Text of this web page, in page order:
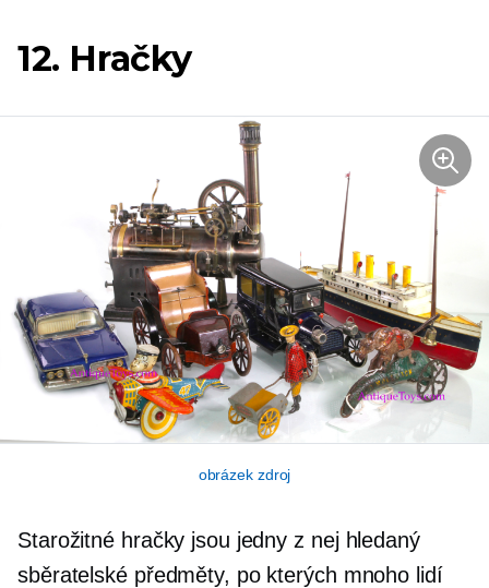
12. Hračky
obrázek zdroj
Starožitné hračky jsou jedny z nej hledaný
sběratelské předměty, po kterých mnoho lidí